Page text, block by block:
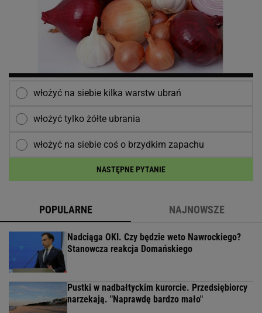
włożyć na siebie kilka warstw ubrań
włożyć tylko żółte ubrania
włożyć na siebie coś o brzydkim zapachu
NASTĘPNE PYTANIE
POPULARNE NAJNOWSZE
Nadciąga OKI. Czy będzie weto Nawrockiego?
Stanowcza reakcja Domańskiego
Pustki w nadbałtyckim kurorcie. Przedsiębiorcy
narzekają. "Naprawdę bardzo mało"